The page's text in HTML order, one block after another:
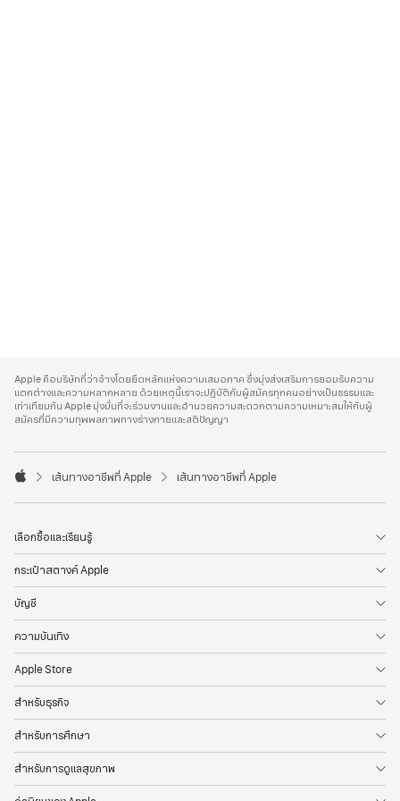
p
p
l
e
o
t
r
Apple คือบริษัทที่ว่าจ้างโดยยึดหลักแห่งความเสมอภาค ซึ่งมุ่งส่งเสริมการยอมรับความ
แตกต่างและความหลากหลาย ด้วยเหตุนี้เราจะปฏิบัติกับผู้สมัครทุกคนอย่างเป็นธรรมและ
เท่าเทียมกัน Apple มุ่งมั่นที่จะร่วมงานและอำนวยความสะดวกตามความเหมาะสมให้กับผู้
สมัครที่มีความทุพพลภาพทางร่างกายและสติปัญญา

p
l
เส้นทางอาชีพที่ Apple เส้นทางอาชีพที่ Apple
เลือกซื้อและเรียนรู้
กระเป๋าสตางค์ Apple
บัญชี
ความบันเทิง
Apple Store
สำหรับธุรกิจ
สำหรับการศึกษา
สำหรับการดูแลสุขภาพ